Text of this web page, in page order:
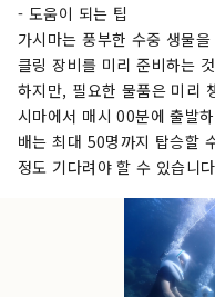
- 도움이 되는 팁
가시마는 풍부한 수중 생물
클링 장비를 미리 준비하는
하지만, 필요한 물품은 미리
시마에서 매시 00분에 출발
배는 최대 50명까지 탑승할
정도 기다려야 할 수 있습니